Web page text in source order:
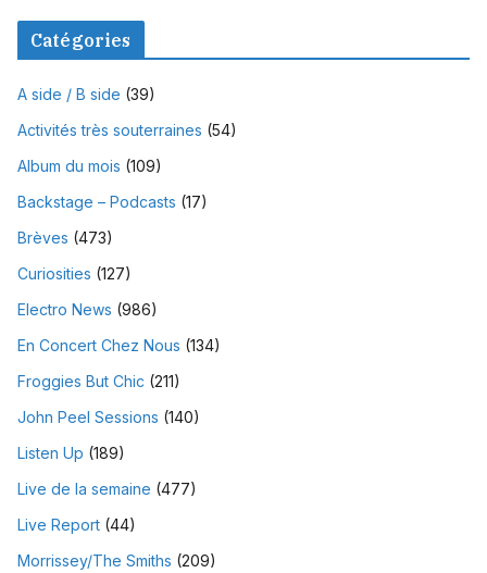
Catégories
A side / B side (39)
Activités très souterraines (54)
Album du mois (109)
Backstage – Podcasts (17)
Brèves (473)
Curiosities (127)
Electro News (986)
En Concert Chez Nous (134)
Froggies But Chic (211)
John Peel Sessions (140)
Listen Up (189)
Live de la semaine (477)
Live Report (44)
Morrissey/The Smiths (209)